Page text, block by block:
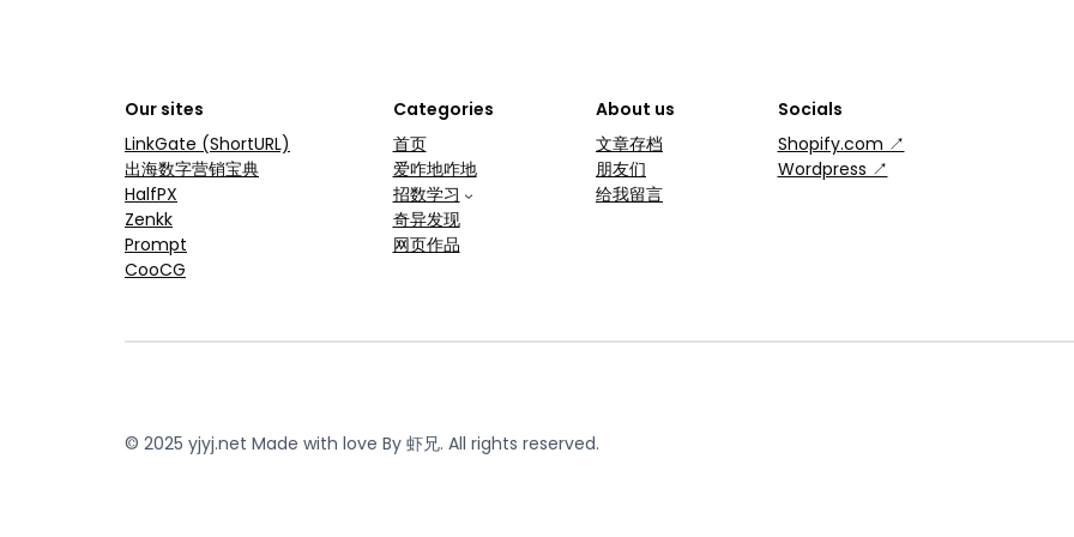
Our sites
LinkGate (ShortURL)
出海数字营销宝典
HalfPX
Zenkk
Prompt
CooCG
Categories
首页
爱咋地咋地
招数学习
奇异发现
网页作品
About us
文章存档
朋友们
给我留言
Socials
Shopify.com ↗
Wordpress ↗
© 2025 yjyj.net Made with love By 虾兄. All rights reserved.